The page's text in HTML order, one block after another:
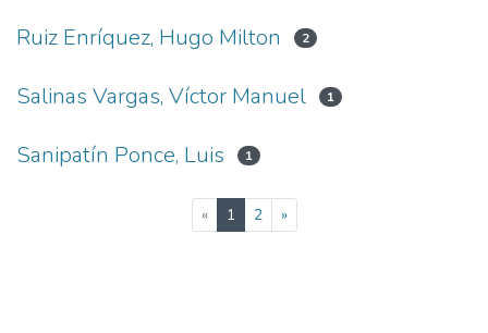
Ruiz Enríquez, Hugo Milton 2
Salinas Vargas, Víctor Manuel 1
Sanipatín Ponce, Luis 1
« 1(current)
2 »